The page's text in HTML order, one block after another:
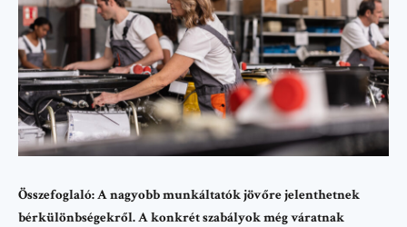
Összefoglaló: A nagyobb munkáltatók jövőre jelenthetnek
bérkülönbségekről. A konkrét szabályok még váratnak